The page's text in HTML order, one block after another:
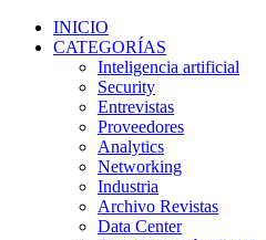
INICIO
CATEGORÍAS
Inteligencia artificial
Security
Entrevistas
Proveedores
Analytics
Networking
Industria
Archivo Revistas
Data Center